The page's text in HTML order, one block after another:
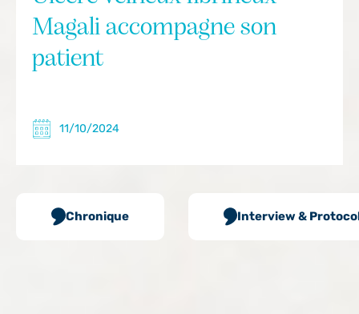
Magali accompagne son
patient
11/10/2024
Chronique Interview &